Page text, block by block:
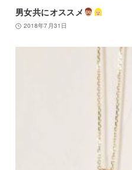
男女共にオススメ
2018年7月31日